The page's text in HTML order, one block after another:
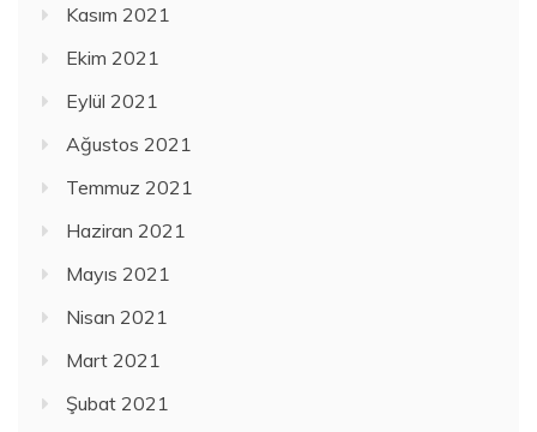
Kasım 2021
Ekim 2021
Eylül 2021
Ağustos 2021
Temmuz 2021
Haziran 2021
Mayıs 2021
Nisan 2021
Mart 2021
Şubat 2021